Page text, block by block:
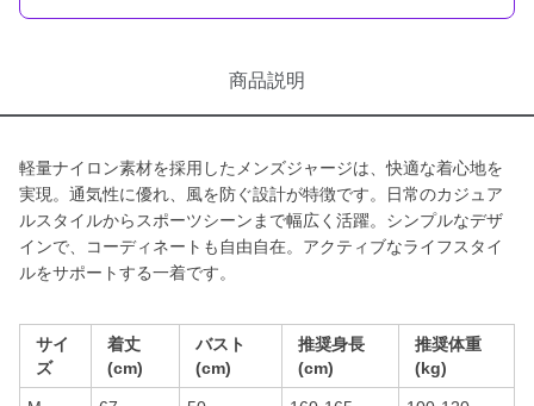
商品説明
軽量ナイロン素材を採用したメンズジャージは、快適な着心地を
実現。通気性に優れ、風を防ぐ設計が特徴です。日常のカジュア
ルスタイルからスポーツシーンまで幅広く活躍。シンプルなデザ
インで、コーディネートも自由自在。アクティブなライフスタイ
ルをサポートする一着です。
サイ
ズ
着丈
(cm)
バスト
(cm)
推奨身長
(cm)
推奨体重
(kg)